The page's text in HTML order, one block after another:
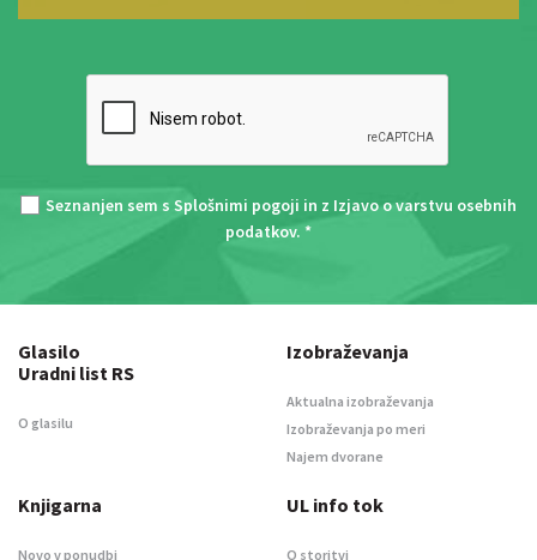
Seznanjen sem s Splošnimi pogoji in z Izjavo o varstvu osebnih
podatkov. *
Glasilo
Uradni list RS
O glasilu
Izobraževanja
Aktualna izobraževanja
Izobraževanja po meri
Najem dvorane
Knjigarna
Novo v ponudbi
UL info tok
O storitvi